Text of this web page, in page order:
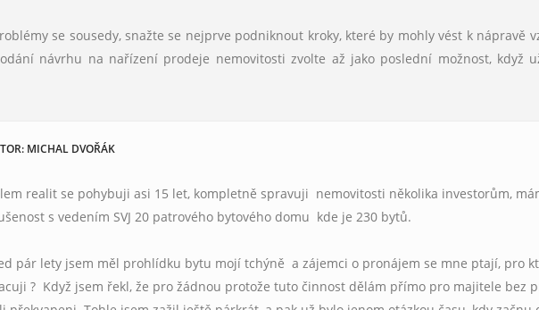
se sousedy, snažte se nejprve podniknout kroky, které by mohly vést k nápravě
návrhu na nařízení prodeje nemovitosti zvolte až jako poslední možnost, když
MICHAL DVOŘÁK
realit se pohybuji asi 15 let, kompletně spravuji nemovitosti několika investorům,
s vedením SVJ 20 patrového bytového domu kde je 230 bytů.
pár lety jsem měl prohlídku bytu mojí tchýně a zájemci o pronájem se mne ptají, pro
? Když jsem řekl, že pro žádnou protože tuto činnost dělám přímo pro majitele bez